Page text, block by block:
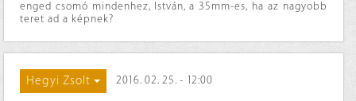
enged csomó mindenhez, István, a 35mm-es, ha az nagyobb
teret ad a képnek?
Hegyi Zsolt 2016. 02. 25. - 12:00